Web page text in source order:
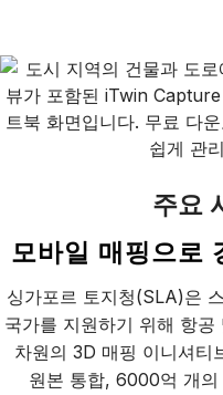
주요
모바일 매핑으로
싱가포르 토지청(SLA)은
국가를 지원하기 위해 항
차원의 3D 매핑 이니셔티
원본 통합, 6000억 개